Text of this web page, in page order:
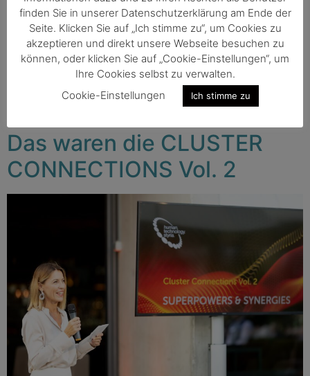
Die Veranstaltung, die gemeinsam von BIOTECH
AUSTRIA, dem wegweisenden Verband der
Biotechnologiebranche in Österreich, und der
dynamischen, steirischen Life Science
Clusterorganisation Human.technology Styria
ausgerichtet wurde, hinterließ einen bleibenden
Das waren die CLUSTER
CONNECTIONS Vol. 2
finden Sie in unserer Datenschutzerklärung am Ende der
Seite. Klicken Sie auf „Ich stimme zu“, um Cookies zu
akzeptieren und direkt unsere Webseite besuchen zu
können, oder klicken Sie auf „Cookie-Einstellungen“, um
Ihre Cookies selbst zu verwalten.
Cookie-Einstellungen
Ich stimme zu